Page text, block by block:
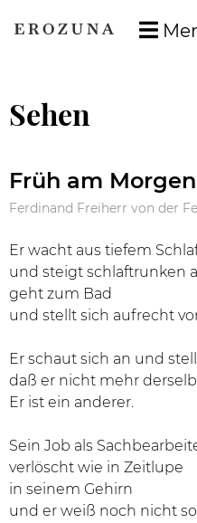
Sehen
Früh am Morgen
Ferdinand Freiherr von der
Er wacht aus tiefem
und steigt schlaftrunken
geht zum Bad
und stellt sich aufrecht
Er schaut sich an und
daß er nicht mehr
Er ist ein anderer.
Sein Job als
verlöscht wie in Zeitlupe
in seinem Gehirn
und er weiß noch nicht